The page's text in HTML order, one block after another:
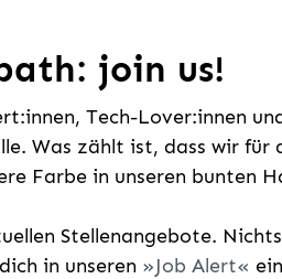
join us!
Tech-Lover:innen
Was zählt ist, dass wir für
Farbe in unseren bunten
Stellenangebote.
in unseren Job Alert